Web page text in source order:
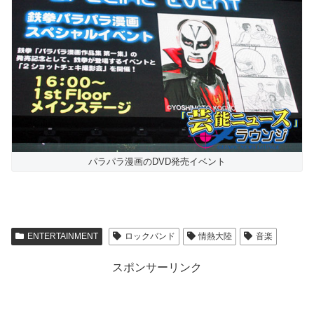
パラパラ漫画のDVD発売イベント
ENTERTAINMENT ロックバンド 情熱大陸 音楽
スポンサーリンク